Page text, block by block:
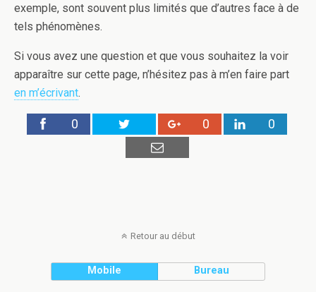
exemple, sont souvent plus limités que d’autres face à de
tels phénomènes.
Si vous avez une question et que vous souhaitez la voir
apparaître sur cette page, n’hésitez pas à m’en faire part
en m’écrivant.
0 0 0
Retour au début
Mobile Bureau